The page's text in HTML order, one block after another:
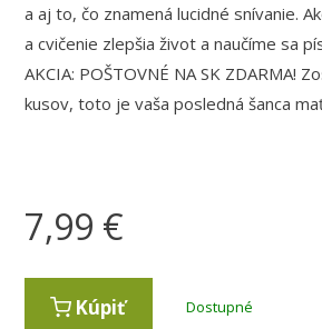
a aj to, čo znamená lucidné snívanie.
a cvičenie zlepšia život a naučíme sa
AKCIA: POŠTOVNÉ NA SK ZDARMA!
kusov, toto je vaša posledná šanca
7,99 €
Kúpiť Dostupné